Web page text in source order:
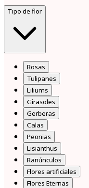
Tipo de flor
Rosas
Tulipanes
Liliums
Girasoles
Gerberas
Calas
Peonias
Lisianthus
Ranúnculos
Flores artificiales
Flores Eternas